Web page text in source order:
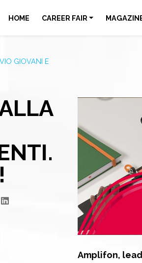
HOME CAREER FAIR
GIOVANI E
Amplifon,